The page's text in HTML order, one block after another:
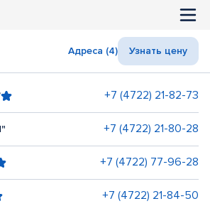
Адреса (4) Узнать цену
+7 (4722) 21-82-73
+7 (4722) 21-80-28
+7 (4722) 77-96-28
+7 (4722) 21-84-50